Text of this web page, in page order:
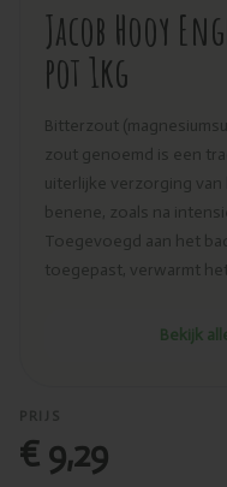
Jacob Hooy
pot 1kg
Bitterzout
zout genoemd is een
uiterlijke verzorging van
benene, zoals na
Toegevoegd aan het
toegepast, verwarmt
Bekijk
PRIJS
€ 9,29